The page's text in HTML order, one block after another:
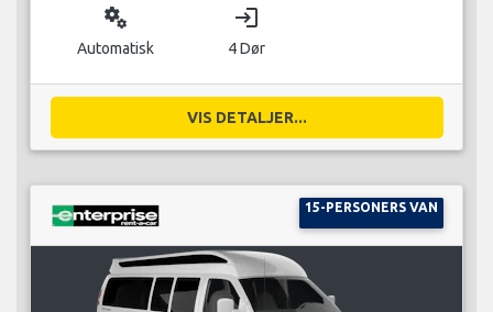
miscellaneous_services
Automatisk
login
4 Dør
VIS DETALJER...
15-PERSONERS VAN